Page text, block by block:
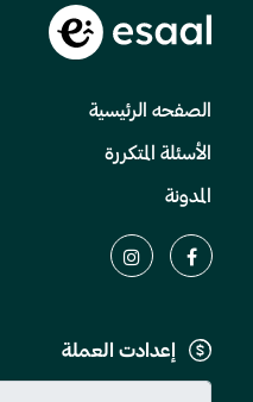
الصفحه الرئيسية
الأسئلة المتكررة
المدونة
إعدادت العملة